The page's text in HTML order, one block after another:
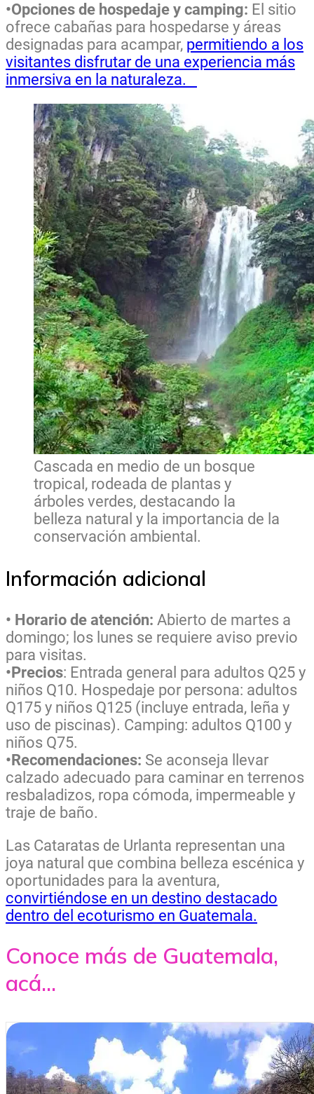
•Opciones de hospedaje y camping: El sitio
ofrece cabañas para hospedarse y áreas
designadas para acampar, permitiendo a los
visitantes disfrutar de una experiencia más
inmersiva en la naturaleza.
Cascada en medio de un bosque
tropical, rodeada de plantas y
árboles verdes, destacando la
belleza natural y la importancia de la
conservación ambiental.
Información adicional
• Horario de atención: Abierto de martes a
domingo; los lunes se requiere aviso previo
para visitas.
•Precios: Entrada general para adultos Q25 y
niños Q10. Hospedaje por persona: adultos
Q175 y niños Q125 (incluye entrada, leña y
uso de piscinas). Camping: adultos Q100 y
niños Q75.
•Recomendaciones: Se aconseja llevar
calzado adecuado para caminar en terrenos
resbaladizos, ropa cómoda, impermeable y
traje de baño.
Las Cataratas de Urlanta representan una
joya natural que combina belleza escénica y
oportunidades para la aventura,
convirtiéndose en un destino destacado
dentro del ecoturismo en Guatemala.
Conoce más de Guatemala,
acá...